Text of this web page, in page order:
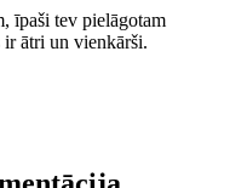
īpaši tev pielāgotam
ir ātri un vienkārši.